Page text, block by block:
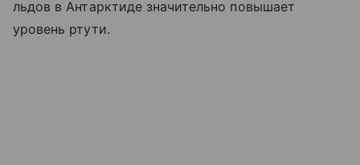
льдов в Антарктиде значительно повышает
уровень ртути.